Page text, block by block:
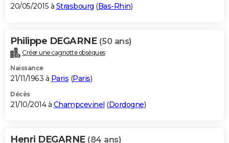
20/05/2015 à Strasbourg (Bas-Rhin)
Philippe DEGARNE (50 ans)
Créer une cagnotte obsèques
Naissance
21/11/1963 à Paris (Paris)
Décès
21/10/2014 à Champcevinel (Dordogne)
Henri DEGARNE (84 ans)